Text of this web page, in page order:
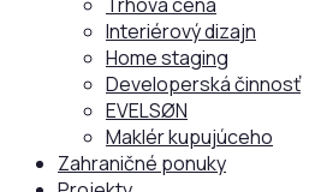
Interiérový dizajn
Home staging
Developerská činnosť
EVELSØN
Maklér kupujúceho
Zahraničné ponuky